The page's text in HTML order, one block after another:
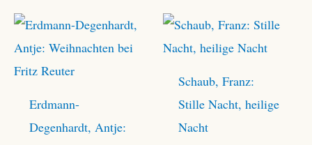
Erdmann-
Degenhardt, Antje:
Schaub, Franz:
Stille Nacht, heilige
Nacht